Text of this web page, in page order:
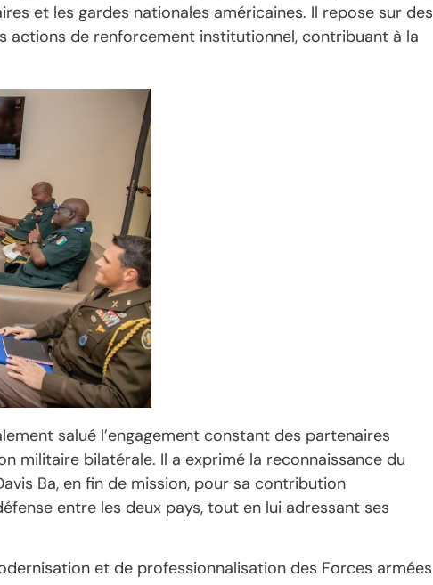
et les gardes nationales américaines. Il repose sur des
actions de renforcement institutionnel, contribuant à la
salué l’engagement constant des partenaires
militaire bilatérale. Il a exprimé la reconnaissance du
Ba, en fin de mission, pour sa contribution
entre les deux pays, tout en lui adressant ses
et de professionnalisation des Forces armées